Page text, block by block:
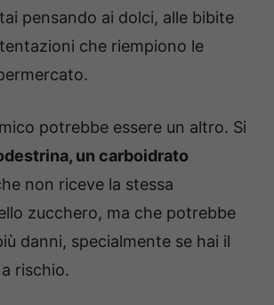
pensando ai dolci, alle bibite
che riempiono le
potrebbe essere un altro. Si
un carboidrato
non riceve la stessa
zucchero, ma che potrebbe
danni, specialmente se hai il
rischio.